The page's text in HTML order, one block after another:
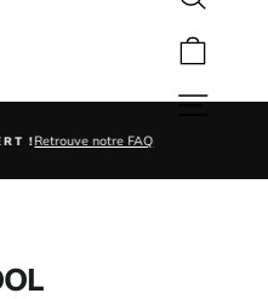
Rechercher
Diaporama
!Retrouve notre FAQ